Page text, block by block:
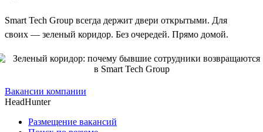
Smart Tech Group всегда держит двери открытыми. Для
своих — зеленый коридор. Без очередей. Прямо домой.
Вакансии компании
HeadHunter
Размещение вакансий